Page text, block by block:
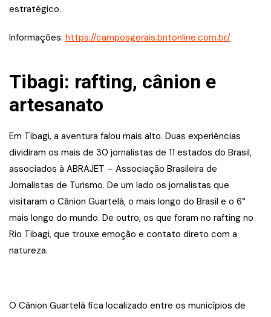
estratégico.
Informações: https://camposgerais.bntonline.com.br/
Tibagi: rafting, cânion e
artesanato
Em Tibagi, a aventura falou mais alto. Duas experiências
dividiram os mais de 30 jornalistas de 11 estados do Brasil,
associados à ABRAJET – Associação Brasileira de
Jornalistas de Turismo. De um lado os jornalistas que
visitaram o Cânion Guartelá, o mais longo do Brasil e o 6°
mais longo do mundo. De outro, os que foram no rafting no
Rio Tibagi, que trouxe emoção e contato direto com a
natureza.
O Cânion Guartelá fica localizado entre os municípios de